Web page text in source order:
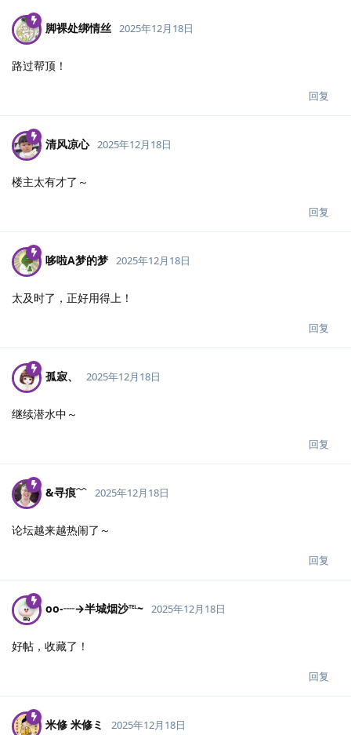
脚裸处绑情丝 2025年12月18日
路过帮顶！
回复
清风凉心 2025年12月18日
楼主太有才了～
回复
哆啦A梦的梦 2025年12月18日
太及时了，正好用得上！
回复
孤寂、 2025年12月18日
继续潜水中～
回复
&寻痕﹋ 2025年12月18日
论坛越来越热闹了～
回复
oo-┈→半城烟沙℡~ 2025年12月18日
好帖，收藏了！
回复
米修 米修ミ 2025年12月18日